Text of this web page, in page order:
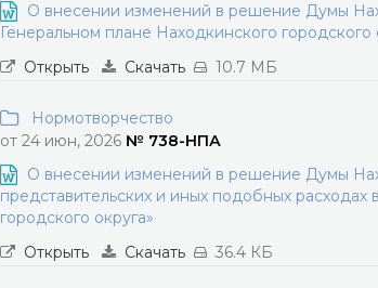
О внесении изменений в решение Думы
Генеральном плане Находкинского городского
Открыть
Скачать 10.7 МБ
Нормотворчество
от 24 июн, 2026 № 738-НПА
О внесении изменений в решение Думы
представительских и иных подобных расходах
городского округа»
Открыть
Скачать 36.4 КБ